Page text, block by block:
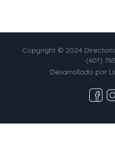
Copyright © 2024
(601)
Desarrollado por